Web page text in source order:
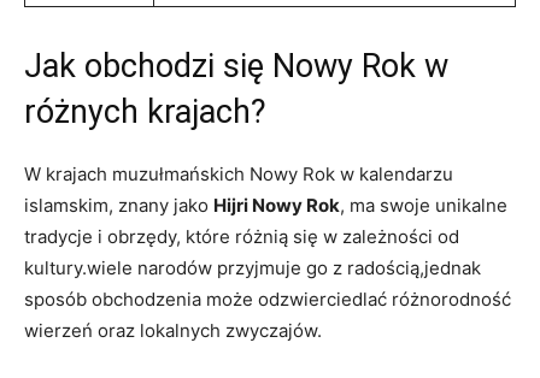
Jak obchodzi się Nowy Rok w
różnych krajach?
W krajach muzułmańskich Nowy Rok w kalendarzu
islamskim, znany jako Hijri Nowy Rok, ma swoje unikalne
tradycje i obrzędy, które różnią się w zależności od
kultury.wiele narodów przyjmuje go z radością,jednak
sposób obchodzenia może odzwierciedlać różnorodność
wierzeń oraz lokalnych zwyczajów.